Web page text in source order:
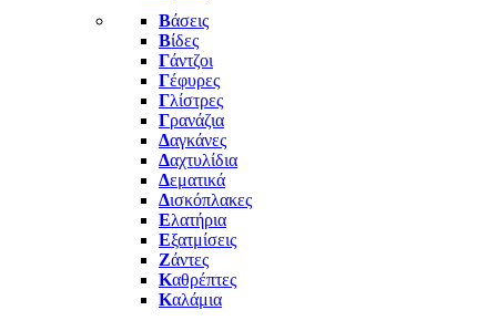
Βάσεις
Βίδες
Γάντζοι
Γέφυρες
Γλίστρες
Γρανάζια
Δαγκάνες
Δαχτυλίδια
Δεματικά
Δισκόπλακες
Ελατήρια
Εξατμίσεις
Ζάντες
Καθρέπτες
Καλάμια